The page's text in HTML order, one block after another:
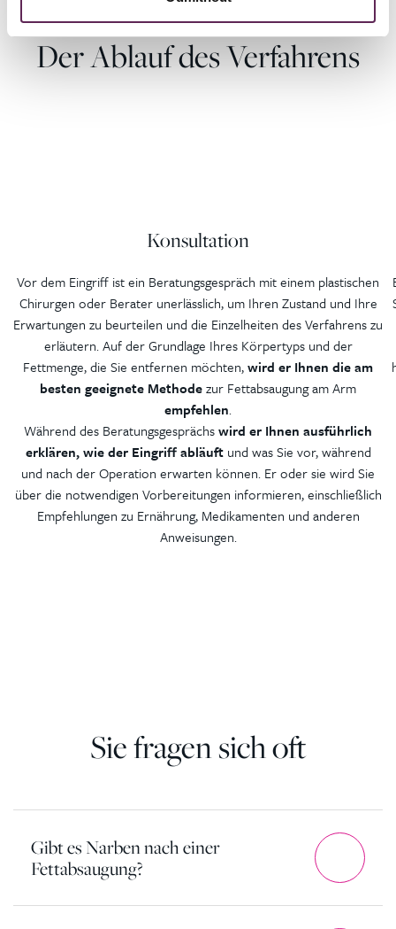
Der Ablauf des Verfahrens
Konsultation
Vor dem Eingriff ist ein Beratungsgespräch mit einem plastischen
Chirurgen oder Berater unerlässlich, um Ihren Zustand und Ihre
Erwartungen zu beurteilen und die Einzelheiten des Verfahrens zu
erläutern. Auf der Grundlage Ihres Körpertyps und der
Fettmenge, die Sie entfernen möchten,wird er Ihnen die am
besten geeignete Methodezur Fettabsaugung am Arm
empfehlen.
Während des Beratungsgesprächswird er Ihnen ausführlich
erklären, wie der Eingriff abläuftund was Sie vor, während
und nach der Operation erwarten können. Er oder sie wird Sie
über die notwendigen Vorbereitungen informieren, einschließlich
Empfehlungen zu Ernährung, Medikamenten und anderen
Anweisungen.
Sie fragen sich oft
Gibt es Narben nach einer
Fettabsaugung?